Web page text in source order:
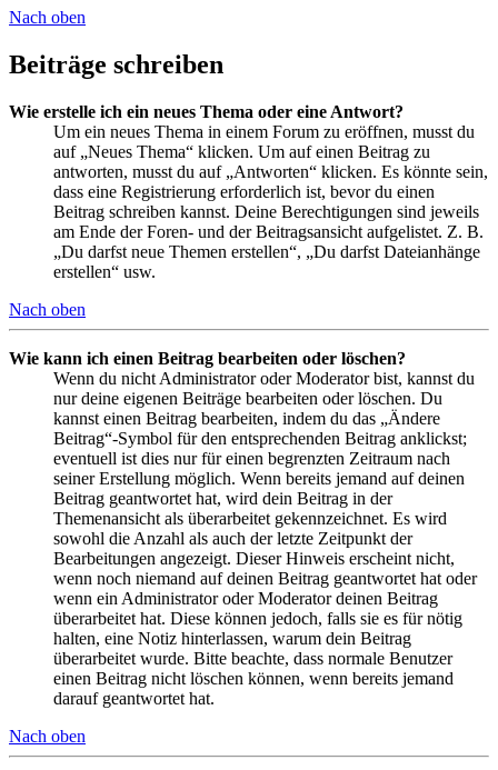
Nach oben
Beiträge schreiben
Wie erstelle ich ein neues Thema oder eine Antwort?
Um ein neues Thema in einem Forum zu eröffnen, musst du
auf „Neues Thema“ klicken. Um auf einen Beitrag zu
antworten, musst du auf „Antworten“ klicken. Es könnte sein,
dass eine Registrierung erforderlich ist, bevor du einen
Beitrag schreiben kannst. Deine Berechtigungen sind jeweils
am Ende der Foren- und der Beitragsansicht aufgelistet. Z. B.
„Du darfst neue Themen erstellen“, „Du darfst Dateianhänge
erstellen“ usw.
Nach oben
Wie kann ich einen Beitrag bearbeiten oder löschen?
Wenn du nicht Administrator oder Moderator bist, kannst du
nur deine eigenen Beiträge bearbeiten oder löschen. Du
kannst einen Beitrag bearbeiten, indem du das „Ändere
Beitrag“-Symbol für den entsprechenden Beitrag anklickst;
eventuell ist dies nur für einen begrenzten Zeitraum nach
seiner Erstellung möglich. Wenn bereits jemand auf deinen
Beitrag geantwortet hat, wird dein Beitrag in der
Themenansicht als überarbeitet gekennzeichnet. Es wird
sowohl die Anzahl als auch der letzte Zeitpunkt der
Bearbeitungen angezeigt. Dieser Hinweis erscheint nicht,
wenn noch niemand auf deinen Beitrag geantwortet hat oder
wenn ein Administrator oder Moderator deinen Beitrag
überarbeitet hat. Diese können jedoch, falls sie es für nötig
halten, eine Notiz hinterlassen, warum dein Beitrag
überarbeitet wurde. Bitte beachte, dass normale Benutzer
einen Beitrag nicht löschen können, wenn bereits jemand
darauf geantwortet hat.
Nach oben